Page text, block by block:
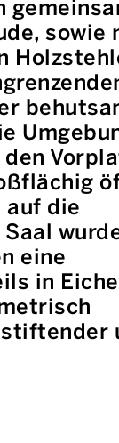
sowie
auf die
eine
in